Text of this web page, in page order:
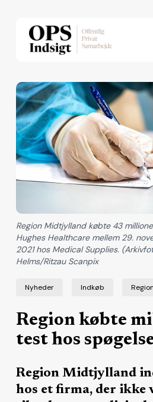
Nyheder Indkøb
Region købte
test hos
Region Midtjylland
hos et firma, der ikke
Region Midtjylland købte 43
Hughes Healthcare mellem 29.
2021 hos Medical Supplies.
Helms/Ritzau Scanpix